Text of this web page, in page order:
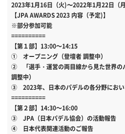
2023年1月16日（火)〜2022年1月22日（月
【JPA AWARDS 2023 内容（予定)】
※部分参加可能
==========
【第１部】13:00～14:15
① オープニング（登壇者 調整中）
② 「選手・運営の両目線から見た世界の
調整中）
③ 2023年、日本のパデルの各分野におい
==========
【第２部】14:30～16:00
③ JPA（日本パデル協会）の活動報告
④ 日本代表関連活動のご報告